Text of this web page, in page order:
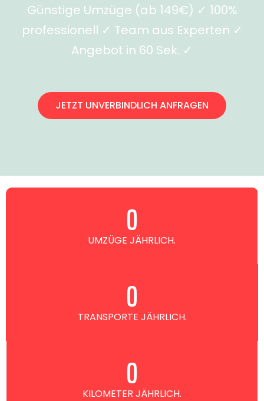
Günstige Umzüge (ab 149€) ✓ 100%
professionell ✓ Team aus Experten ✓
Angebot in 60 Sek. ✓
JETZT UNVERBINDLICH ANFRAGEN
UMZÜGE JÄHRLICH.
0
TRANSPORTE JÄHRLICH.
0
KILOMETER JÄHRLICH.
0